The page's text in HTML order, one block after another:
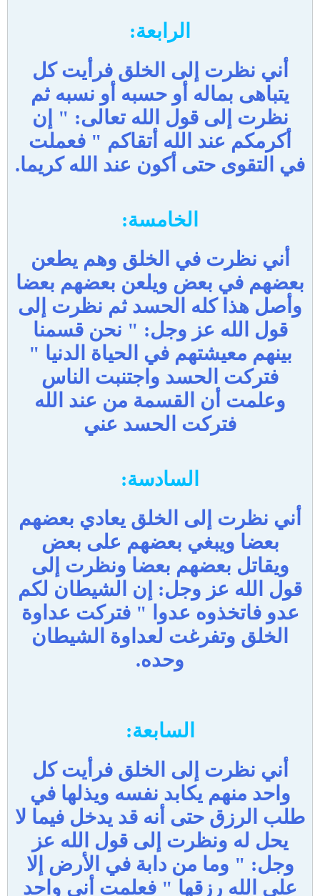
الرابعة:
أني نظرت إلى الخلق فرأيت كل
يتباهى بماله أو حسبه أو نسبه ثم
نظرت إلى قول الله تعالى: " إن
أكرمكم عند الله أتقاكم " فعملت
في التقوى حتى أكون عند الله كريما.
الخامسة:
أني نظرت في الخلق وهم يطعن
بعضهم في بعض ويلعن بعضهم بعضا
وأصل هذا كله الحسد ثم نظرت إلى
قول الله عز وجل: " نحن قسمنا
بينهم معيشتهم في الحياة الدنيا "
فتركت الحسد واجتنبت الناس
وعلمت أن القسمة من عند الله
فتركت الحسد عني
السادسة:
أني نظرت إلى الخلق يعادي بعضهم
بعضا ويبغي بعضهم على بعض
ويقاتل بعضهم بعضا ونظرت إلى
قول الله عز وجل: إن الشيطان لكم
عدو فاتخذوه عدوا " فتركت عداوة
الخلق وتفرغت لعداوة الشيطان
وحده.
السابعة:
أني نظرت إلى الخلق فرأيت كل
واحد منهم يكابد نفسه ويذلها في
طلب الرزق حتى أنه قد يدخل فيما لا
يحل له ونظرت إلى قول الله عز
وجل: " وما من دابة في الأرض إلا
على الله رزقها " فعلمت أني واحد